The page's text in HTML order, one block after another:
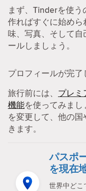
まず、Tinderを使う
作ればすぐに始め
味、写真、そして
ールしましょう。
プロフィールが完
旅行前には、 プレミ
機能を使ってみま
を変更して、他の
きます。
パスポ
を現在
世界中どこ